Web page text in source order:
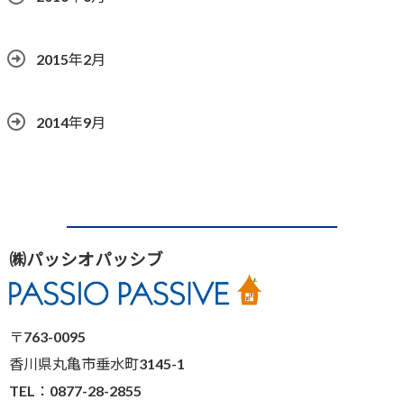
2015年2月
2014年9月
㈱パッシオパッシブ
〒763-0095
香川県丸亀市垂水町3145-1
TEL：0877-28-2855